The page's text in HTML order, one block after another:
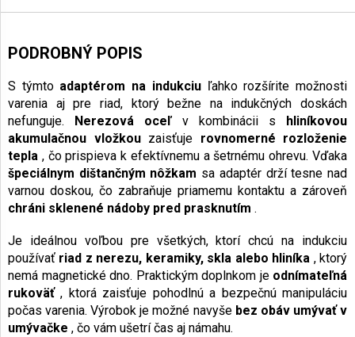
PODROBNÝ POPIS
S týmto adaptérom na indukciuľahko rozšírite možnosti
varenia aj pre riad, ktorý bežne na indukčných doskách
nefunguje. Nerezová oceľv kombinácii s hliníkovou
akumulačnou vložkouzaisťuje rovnomerné rozloženie
tepla , čo prispieva k efektívnemu a šetrnému ohrevu. Vďaka
špeciálnym dištančným nôžkam sa adaptér drží tesne nad
varnou doskou, čo zabraňuje priamemu kontaktu a zároveň
chráni sklenené nádoby pred prasknutím .
Je ideálnou voľbou pre všetkých, ktorí chcú na indukciu
používať riad z nerezu, keramiky, skla alebo hliníka , ktorý
nemá magnetické dno. Praktickým doplnkom je odnímateľná
rukoväť, ktorá zaisťuje pohodlnú a bezpečnú manipuláciu
počas varenia. Výrobok je možné navyše bez obáv umývať v
umývačke , čo vám ušetrí čas aj námahu.